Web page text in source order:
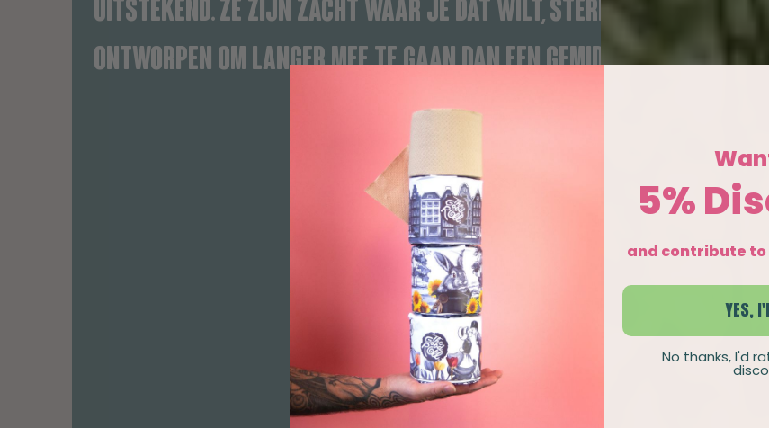
uitstekend. Ze zijn zacht waar je dat wilt, sterk waar het nodig
ontworpen om langer mee te gaan dan een gemiddelde
5%
and contribute
YES,
No thanks, I'd